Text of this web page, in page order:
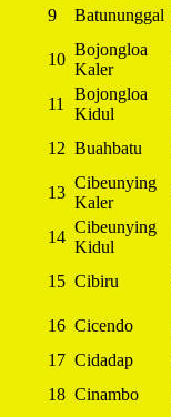
9 Batununggal
10
Bojongloa
Kaler
11
Bojongloa
Kidul
12 Buahbatu
13
Cibeunying
Kaler
14
Cibeunying
Kidul
15 Cibiru
16 Cicendo
17 Cidadap
18 Cinambo